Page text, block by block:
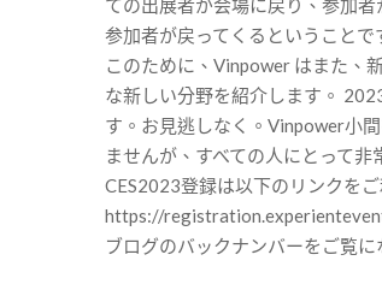
ての出展者が会場に戻り、参加
参加者が戻ってくるということで
このために、Vinpower はまた、
な新しい分野を紹介します。
す。お見逃しなく。Vinpower小
ませんが、すべての人にとって非
CES2023登録は以下のリンクを
https://
ブログのバックナンバーをご覧